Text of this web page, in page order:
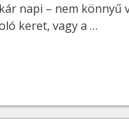
napi – nem könnyű
keret, vagy a …